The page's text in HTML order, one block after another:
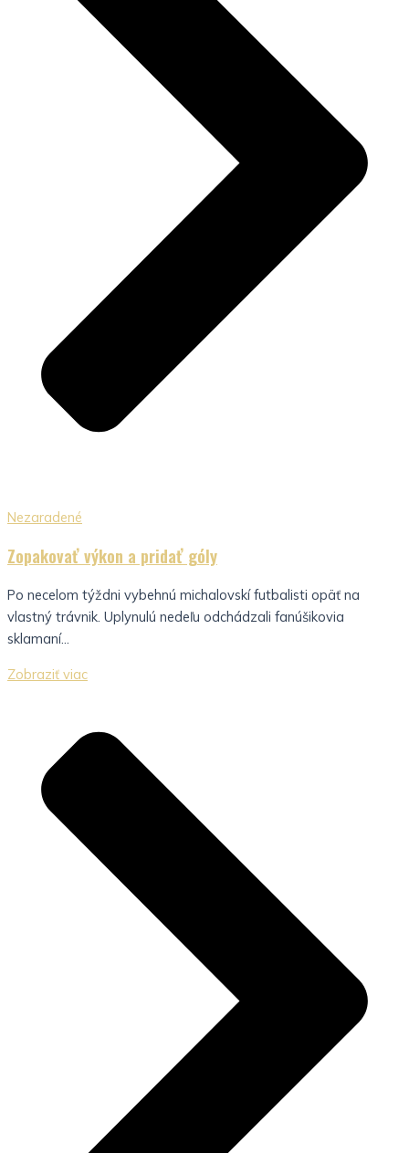
Nezaradené
Zopakovať výkon a pridať góly
Po necelom týždni vybehnú michalovskí futbalisti opäť na
vlastný trávnik. Uplynulú nedeľu odchádzali fanúšikovia
sklamaní...
Zobraziť viac